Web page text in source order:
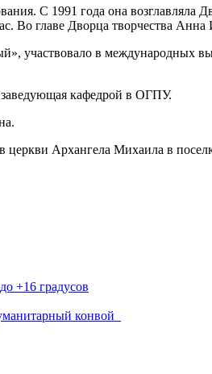
С 1991 года она
Во главе Дворца творчества
участвовало в международных
заведующая кафедрой в ОГПУ.
Архангела Михаила в
+16 градусов
конвой